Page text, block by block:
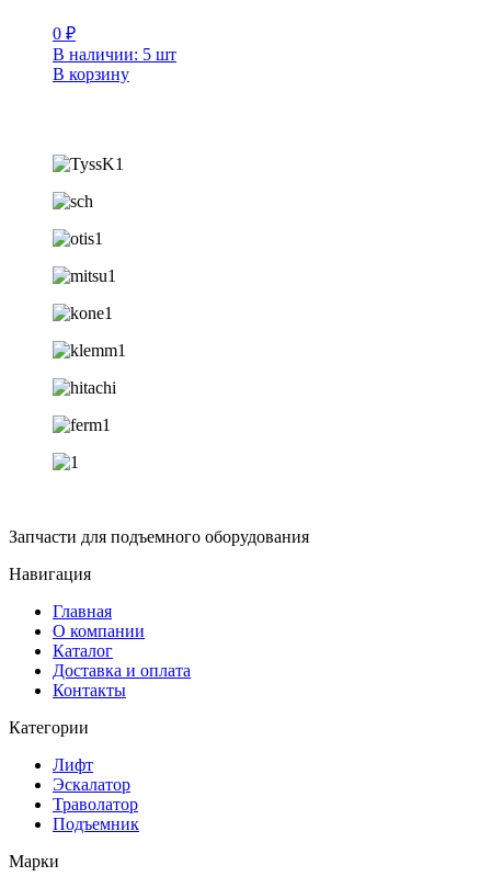
0 ₽
В наличии: 5 шт
В корзину
Запчасти для подъемного оборудования
Навигация
Главная
О компании
Каталог
Доставка и оплата
Контакты
Категории
Лифт
Эскалатор
Траволатор
Подъемник
Марки